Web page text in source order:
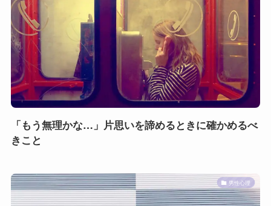
「もう無理かな…」片思いを諦めるときに確かめるべ
きこと
男性心理